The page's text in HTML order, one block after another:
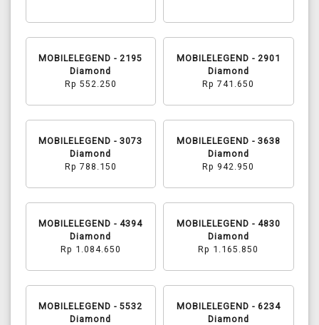
MOBILELEGEND - 2195
Diamond
Rp 552.250
MOBILELEGEND - 2901
Diamond
Rp 741.650
MOBILELEGEND - 3073
Diamond
Rp 788.150
MOBILELEGEND - 3638
Diamond
Rp 942.950
MOBILELEGEND - 4394
Diamond
Rp 1.084.650
MOBILELEGEND - 4830
Diamond
Rp 1.165.850
MOBILELEGEND - 5532
Diamond
MOBILELEGEND - 6234
Diamond